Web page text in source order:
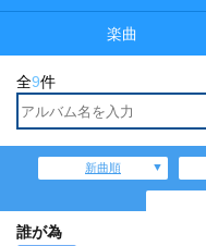
楽曲
全9件
新曲順
誰が為